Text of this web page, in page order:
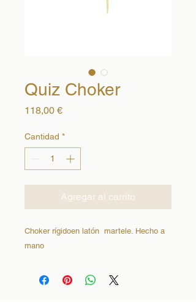
Quiz Choker
118,00 €Precio
Cantidad *
Agregar al carrito
Choker rígidoen latón  martele. Hecho a
mano